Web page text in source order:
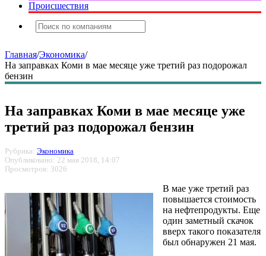
Происшествия
Главная/Экономика/
На заправках Коми в мае месяце уже третий раз подорожал
бензин
На заправках Коми в мае месяце уже
третий раз подорожал бензин
Рубрика: Экономика
Опубликовано: 22 мая 2018, 14:07
Просмотров: 3026
В мае уже третий раз
повышается стоимость
на нефтепродукты. Еще
один заметный скачок
вверх такого показателя
был обнаружен 21 мая.